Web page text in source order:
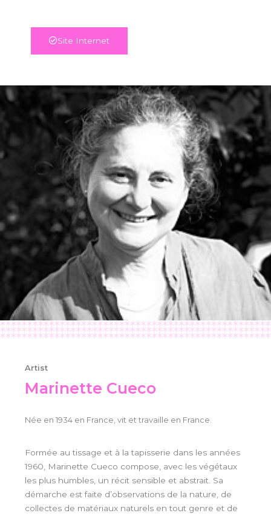
Site Internet
Artist
Marinette Cueco
Née en 1934 en France, vit et travaille en France.
Formée au tissage et à la tapisserie dans les années
1960, Marinette Cueco compose, avec les végétaux
les plus humbles, un récit sensible et abstrait. Sa
démarche est faite d’observations de la nature, de
collectes de matériaux naturels en tout genre et de